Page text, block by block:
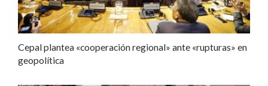
Cepal plantea «cooperación regional» ante «rupturas» en
geopolítica